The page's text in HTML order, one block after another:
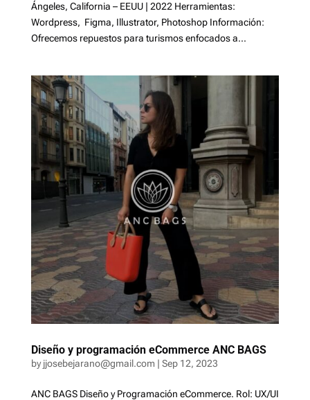
Ángeles, California – EEUU | 2022 Herramientas:
Wordpress, Figma, Illustrator, Photoshop Información:
Ofrecemos repuestos para turismos enfocados a...
Diseño y programación eCommerce ANC BAGS
byjjosebejarano@gmail.com | Sep 12, 2023
ANC BAGS Diseño y Programación eCommerce. Rol: UX/UI